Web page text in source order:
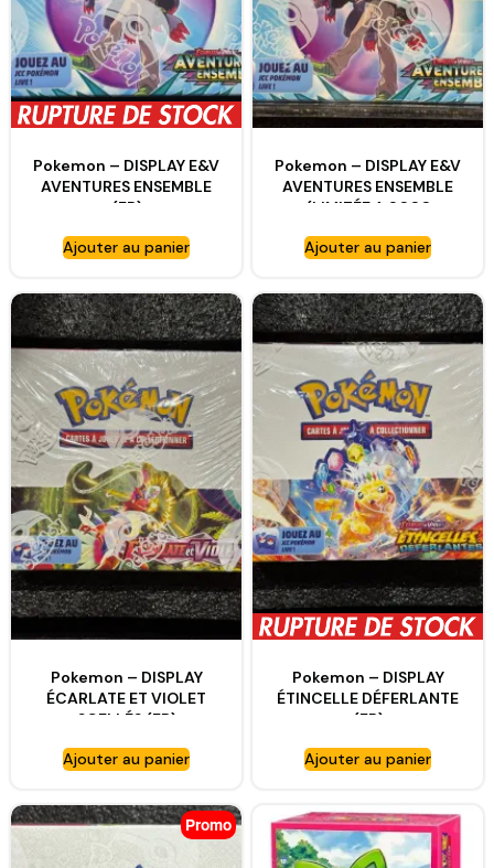
Pokemon – DISPLAY E&V
AVENTURES ENSEMBLE
(FR)
Ajouter au panier
Pokemon – DISPLAY E&V
AVENTURES ENSEMBLE
(LIMITÉE A 2000
Ajouter au panier
Pokemon – DISPLAY
ÉCARLATE ET VIOLET
SCELLÉS (FR)
Ajouter au panier
Pokemon – DISPLAY
ÉTINCELLE DÉFERLANTE
(FR)
Ajouter au panier
Promo